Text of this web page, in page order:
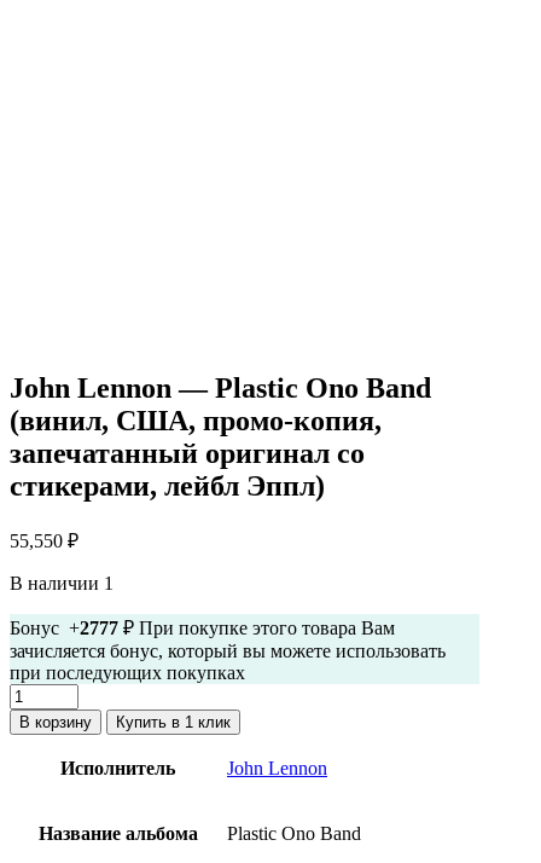
John Lennon — Plastic Ono Band
(винил, США, промо-копия,
запечатанный оригинал со
стикерами, лейбл Эппл)
55,550 ₽
В наличии 1
Бонус +2777 ₽ При покупке этого товара Вам
зачисляется бонус, который вы можете использовать
при последующих покупках
Количество
товара
John
Lennon
Ono
Band
В корзину Купить в 1 клик
Исполнитель John Lennon
Название альбома Plastic Ono Band